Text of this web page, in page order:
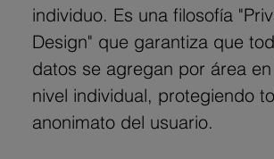
individuo. Es una filosofía
Design" que garantiza que
datos se agregan por área
nivel individual, protegiendo
anonimato del usuario.